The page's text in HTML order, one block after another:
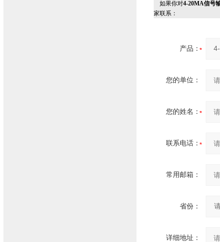
如果你对4-20MA信号
家联系：
产品：
您的单位：
您的姓名：
联系电话：
常用邮箱：
省份：
详细地址：